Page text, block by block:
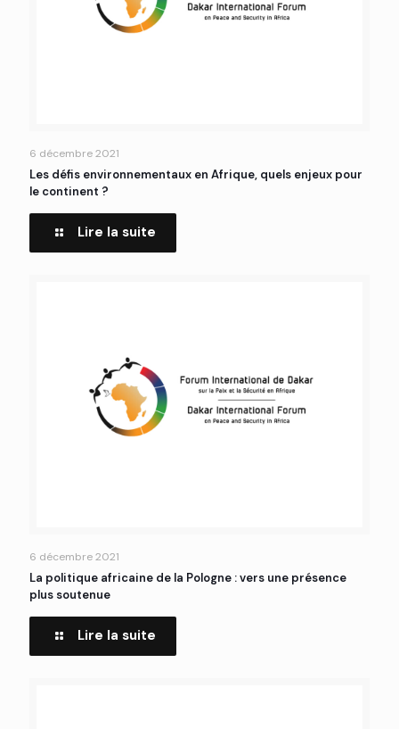
6 décembre 2021
Les défis environnementaux en Afrique, quels enjeux pour
le continent ?
Lire la suite
6 décembre 2021
La politique africaine de la Pologne : vers une présence
plus soutenue
Lire la suite